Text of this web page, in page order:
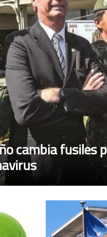
cambia fusiles